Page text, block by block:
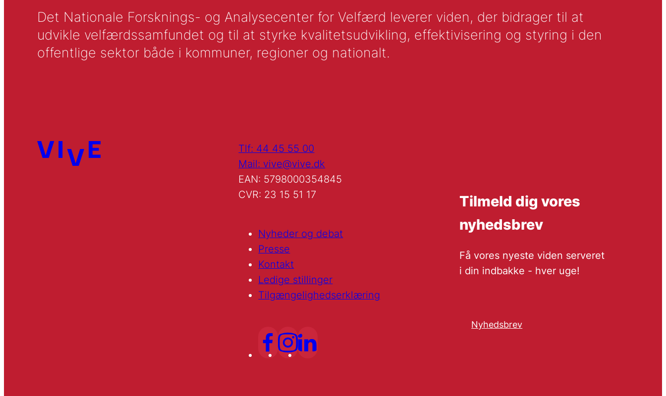
Det Nationale Forsknings- og Analysecenter for Velfærd leverer viden, der bidrager til at
udvikle velfærdssamfundet og til at styrke kvalitetsudvikling, effektivisering og styring i den
offentlige sektor både i kommuner, regioner og nationalt.
Tlf: 44 45 55 00
Mail: vive@vive.dk
EAN: 5798000354845
CVR: 23 15 51 17
Nyheder og debat
Presse
Kontakt
Ledige stillinger
Tilgængelighedserklæring
Tilmeld dig vores
nyhedsbrev
Få vores nyeste viden serveret
i din indbakke - hver uge!
Nyhedsbrev